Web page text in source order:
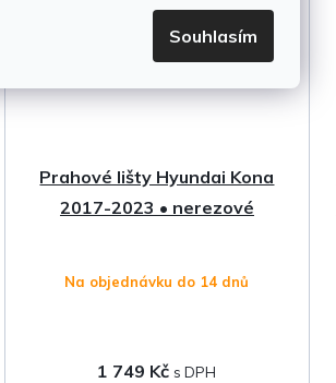
Souhlasím
Prahové lišty Hyundai Kona
2017-2023 • nerezové
Na objednávku do 14 dnů
1 749 Kč